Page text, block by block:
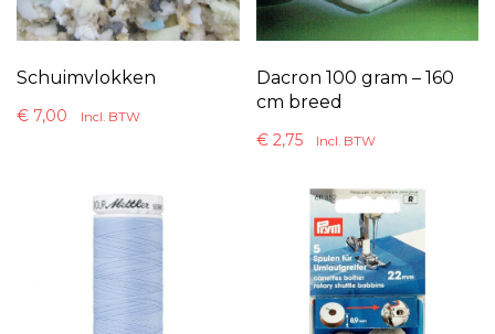
Schuimvlokken
€ 7,00 Incl. BTW
Dacron 100 gram – 160
cm breed
€2,75 Incl. BTW